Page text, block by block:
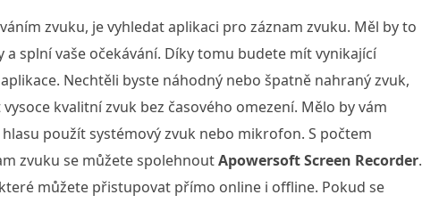
zvuku, je vyhledat aplikaci pro záznam zvuku. Měl by to
splní vaše očekávání. Díky tomu budete mít vynikající
Nechtěli byste náhodný nebo špatně nahraný zvuk,
kvalitní zvuk bez časového omezení. Mělo by vám
použít systémový zvuk nebo mikrofon. S počtem
zvuku se můžete spolehnoutApowersoft Screen Recorder.
můžete přistupovat přímo online i offline. Pokud se